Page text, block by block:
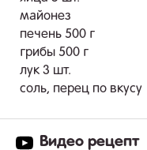
майонез
печень 500 г
грибы 500 г
лук 3 шт.
соль, перец по вкусу
Видео рецепт